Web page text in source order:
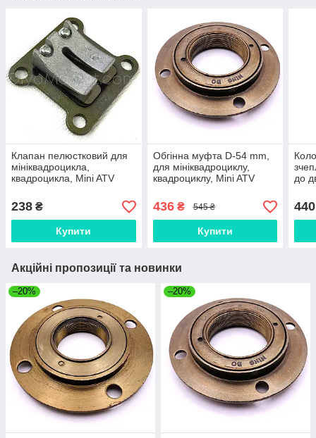
Клапан пелюстковий для
мініквадроцикла,
квадроцикла, Mini ATV
238 ₴
Купити
Обгінна муфта D-54 mm,
для мініквадроциклу,
квадроциклу, Mini ATV
436₴ 545 ₴
Купити
до
440
Акційні пропозиції та новинки
–20% –20%